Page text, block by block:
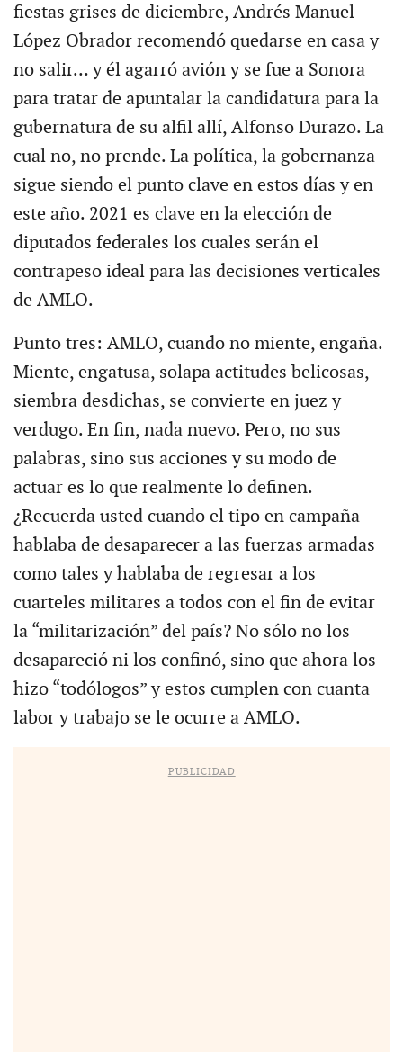
fiestas grises de diciembre, Andrés Manuel
López Obrador recomendó quedarse en casa y
no salir… y él agarró avión y se fue a Sonora
para tratar de apuntalar la candidatura para la
gubernatura de su alfil allí, Alfonso Durazo. La
cual no, no prende. La política, la gobernanza
sigue siendo el punto clave en estos días y en
este año. 2021 es clave en la elección de
diputados federales los cuales serán el
contrapeso ideal para las decisiones verticales
de AMLO.
Punto tres: AMLO, cuando no miente, engaña.
Miente, engatusa, solapa actitudes belicosas,
siembra desdichas, se convierte en juez y
verdugo. En fin, nada nuevo. Pero, no sus
palabras, sino sus acciones y su modo de
actuar es lo que realmente lo definen.
¿Recuerda usted cuando el tipo en campaña
hablaba de desaparecer a las fuerzas armadas
como tales y hablaba de regresar a los
cuarteles militares a todos con el fin de evitar
la “militarización” del país? No sólo no los
desapareció ni los confinó, sino que ahora los
hizo “todólogos” y estos cumplen con cuanta
labor y trabajo se le ocurre a AMLO.
PUBLICIDAD